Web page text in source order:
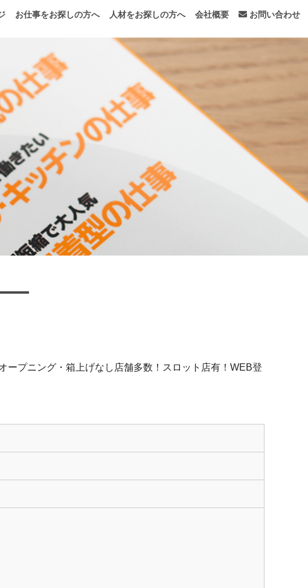
お仕事をお探しの方へ 人材をお探しの方へ 会社概要 お問い合わせ
プニング・箱上げなし店舗多数！スロット店有！WEB登